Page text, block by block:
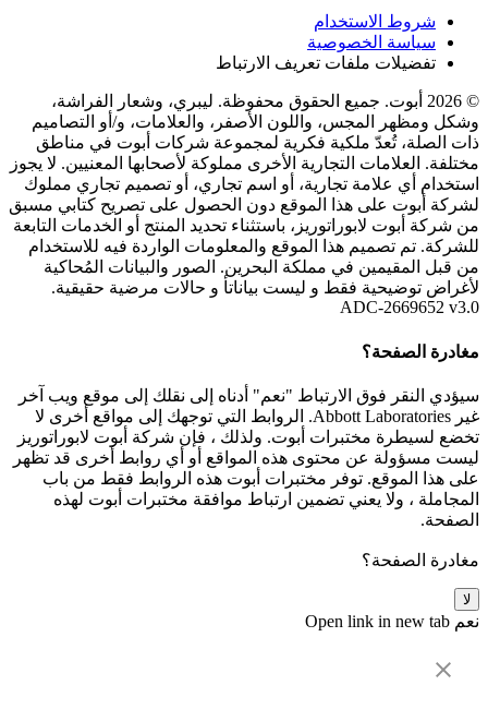
شروط الاستخدام
سياسة الخصوصية
تفضيلات ملفات تعريف الارتباط
© 2026 أبوت. جميع الحقوق محفوظة. ليبري، وشعار الفراشة،
وشكل ومظهر المجس، واللون الأصفر، والعلامات، و/أو التصاميم
ذات الصلة، تُعدّ ملكية فكرية لمجموعة شركات أبوت في مناطق
مختلفة. العلامات التجارية الأخرى مملوكة لأصحابها المعنيين. لا يجوز
استخدام أي علامة تجارية، أو اسم تجاري، أو تصميم تجاري مملوك
لشركة أبوت على هذا الموقع دون الحصول على تصريح كتابي مسبق
من شركة أبوت لابوراتوريز، باستثناء تحديد المنتج أو الخدمات التابعة
للشركة. تم تصميم هذا الموقع والمعلومات الواردة فيه للاستخدام
من قبل المقيمين في مملكة البحرين. الصور والبيانات المُحاكية
لأغراض توضيحية فقط و ليست بياناتأ و حالات مرضية حقيقية.
ADC-2669652 v3.0
مغادرة الصفحة؟
سيؤدي النقر فوق الارتباط "نعم" أدناه إلى نقلك إلى موقع ويب آخر
غير Abbott Laboratories. الروابط التي توجهك إلى مواقع أخرى لا
تخضع لسيطرة مختبرات أبوت. ولذلك ، فإن شركة أبوت لابوراتوريز
ليست مسؤولة عن محتوى هذه المواقع أو أي روابط أخرى قد تظهر
على هذا الموقع. توفر مختبرات أبوت هذه الروابط فقط من باب
المجاملة ، ولا يعني تضمين ارتباط موافقة مختبرات أبوت لهذه
الصفحة.
مغادرة الصفحة؟
لا
نعم Open link in new tab